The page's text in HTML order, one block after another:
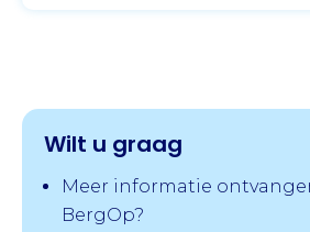
Wilt u graag
Meer informatie
BergOp?